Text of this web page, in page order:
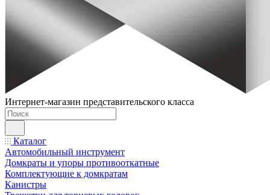
Интернет-магазин представительского класса
Каталог
Автомобильный инструмент
Домкраты и упоры противооткатные
Комплектующие к домкратам
Канистры